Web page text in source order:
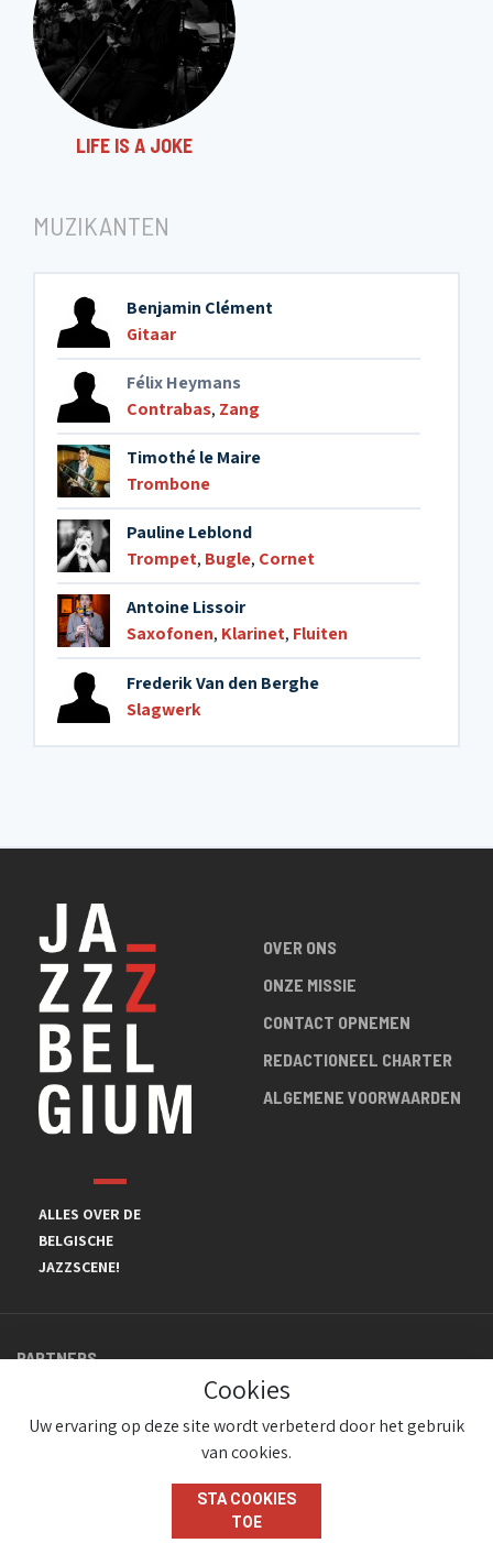
12. Frite sel stomp
13. A jamais
LIFE IS A JOKE
MUZIKANTEN
Benjamin Clément
Gitaar
Félix Heymans
Contrabas, Zang
Timothé le Maire
Trombone
Pauline Leblond
Trompet, Bugle, Cornet
Antoine Lissoir
Saxofonen, Klarinet, Fluiten
Frederik Van den Berghe
Slagwerk
ALLES OVER DE
BELGISCHE
JAZZSCENE!
OVER ONS
ONZE MISSIE
CONTACT OPNEMEN
REDACTIONEEL CHARTER
ALGEMENE VOORWAARDEN
PARTNERS
© JazzInBelgium 2026 ( Version 1.1.2)
Cookies
Uw ervaring op deze site wordt verbeterd door het gebruik
van cookies.
STA COOKIES
TOE